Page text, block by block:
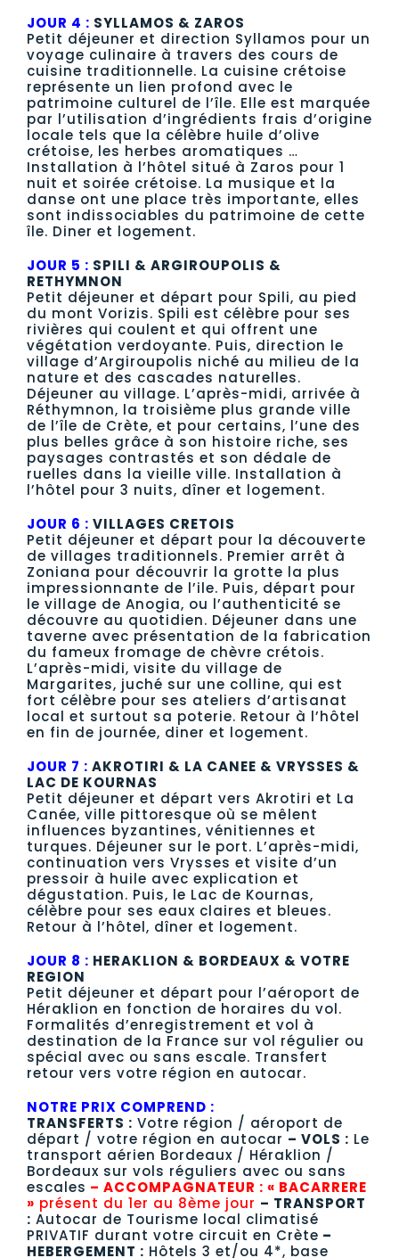
JOUR 4 : SYLLAMOS & ZAROS
Petit déjeuner et direction Syllamos pour un
voyage culinaire à travers des cours de
cuisine traditionnelle. La cuisine crétoise
représente un lien profond avec le
patrimoine culturel de l’île. Elle est marquée
par l’utilisation d’ingrédients frais d’origine
locale tels que la célèbre huile d’olive
crétoise, les herbes aromatiques …
Installation à l’hôtel situé à Zaros pour 1
nuit et soirée crétoise. La musique et la
danse ont une place très importante, elles
sont indissociables du patrimoine de cette
île. Diner et logement.
JOUR 5 : SPILI & ARGIROUPOLIS &
RETHYMNON
Petit déjeuner et départ pour Spili, au pied
du mont Vorizis. Spili est célèbre pour ses
rivières qui coulent et qui offrent une
végétation verdoyante. Puis, direction le
village d’Argiroupolis niché au milieu de la
nature et des cascades naturelles.
Déjeuner au village. L’après-midi, arrivée à
Réthymnon, la troisième plus grande ville
de l’île de Crète, et pour certains, l’une des
plus belles grâce à son histoire riche, ses
paysages contrastés et son dédale de
ruelles dans la vieille ville. Installation à
l’hôtel pour 3 nuits, dîner et logement.
JOUR 6 : VILLAGES CRETOIS
Petit déjeuner et départ pour la découverte
de villages traditionnels. Premier arrêt à
Zoniana pour découvrir la grotte la plus
impressionnante de l’ile. Puis, départ pour
le village de Anogia, ou l’authenticité se
découvre au quotidien. Déjeuner dans une
taverne avec présentation de la fabrication
du fameux fromage de chèvre crétois.
L’après-midi, visite du village de
Margarites, juché sur une colline, qui est
fort célèbre pour ses ateliers d’artisanat
local et surtout sa poterie. Retour à l’hôtel
en fin de journée, diner et logement.
JOUR 7 : AKROTIRI & LA CANEE & VRYSSES &
LAC DE KOURNAS
Petit déjeuner et départ vers Akrotiri et La
Canée, ville pittoresque où se mêlent
influences byzantines, vénitiennes et
turques. Déjeuner sur le port. L’après-midi,
continuation vers Vrysses et visite d’un
pressoir à huile avec explication et
dégustation. Puis, le Lac de Kournas,
célèbre pour ses eaux claires et bleues.
Retour à l’hôtel, dîner et logement.
JOUR 8 : HERAKLION & BORDEAUX & VOTRE
REGION
Petit déjeuner et départ pour l’aéroport de
Héraklion en fonction de horaires du vol.
Formalités d’enregistrement et vol à
destination de la France sur vol régulier ou
spécial avec ou sans escale. Transfert
retour vers votre région en autocar.
NOTRE PRIX COMPREND :
TRANSFERTS : Votre région / aéroport de
départ / votre région en autocar – VOLS : Le
transport aérien Bordeaux / Héraklion /
Bordeaux sur vols réguliers avec ou sans
escales – ACCOMPAGNATEUR : « BACARRERE
» présent du 1er au 8ème jour – TRANSPORT
: Autocar de Tourisme local climatisé
PRIVATIF durant votre circuit en Crète –
HEBERGEMENT : Hôtels 3 et/ou 4*, base